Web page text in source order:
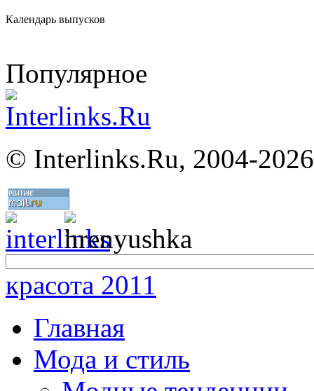
Календарь выпусков
Популярное
© Interlinks.Ru, 2004-2026
красота 2011
Главная
Мода и стиль